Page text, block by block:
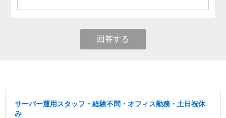
回答する
サーバー運用スタッフ・経験不問・オフィス勤務・土日祝休
み